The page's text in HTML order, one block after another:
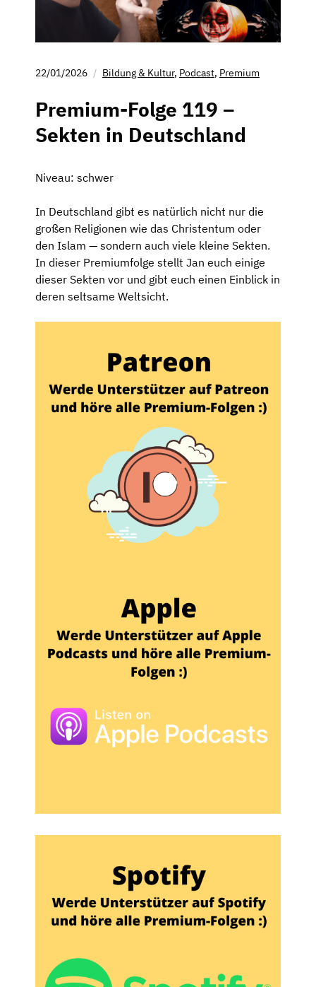
22/01/2026 Bildung & Kultur, Podcast, Premium
Premium-Folge 119 –
Sekten in Deutschland
Niveau: schwer
In Deutschland gibt es natürlich nicht nur die
großen Religionen wie das Christentum oder
den Islam — sondern auch viele kleine Sekten.
In dieser Premiumfolge stellt Jan euch einige
dieser Sekten vor und gibt euch einen Einblick in
deren seltsame Weltsicht.